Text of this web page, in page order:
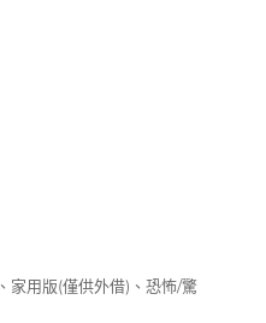
、 家用版(僅供外借) 、恐怖/驚